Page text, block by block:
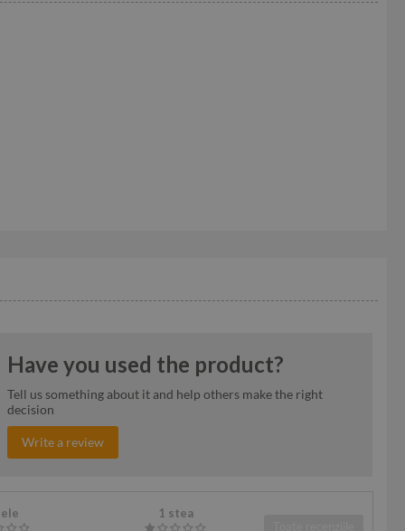
Have you used the product?
Tell us something about it and help others make the right
decision
Write a review
1 stea